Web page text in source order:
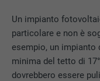
Un impianto
particolare e non è
esempio, un
minima del tetto di
dovrebbero essere